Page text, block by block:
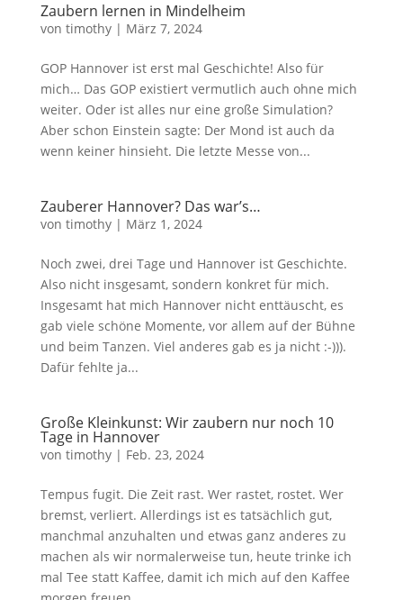
Zaubern lernen in Mindelheim
von timothy| März 7, 2024
GOP Hannover ist erst mal Geschichte! Also für
mich… Das GOP existiert vermutlich auch ohne mich
weiter. Oder ist alles nur eine große Simulation?
Aber schon Einstein sagte: Der Mond ist auch da
wenn keiner hinsieht. Die letzte Messe von...
Zauberer Hannover? Das war’s…
von timothy| März 1, 2024
Noch zwei, drei Tage und Hannover ist Geschichte.
Also nicht insgesamt, sondern konkret für mich.
Insgesamt hat mich Hannover nicht enttäuscht, es
gab viele schöne Momente, vor allem auf der Bühne
und beim Tanzen. Viel anderes gab es ja nicht :-))).
Dafür fehlte ja...
Große Kleinkunst: Wir zaubern nur noch 10
Tage in Hannover
von timothy| Feb. 23, 2024
Tempus fugit. Die Zeit rast. Wer rastet, rostet. Wer
bremst, verliert. Allerdings ist es tatsächlich gut,
manchmal anzuhalten und etwas ganz anderes zu
machen als wir normalerweise tun, heute trinke ich
mal Tee statt Kaffee, damit ich mich auf den Kaffee